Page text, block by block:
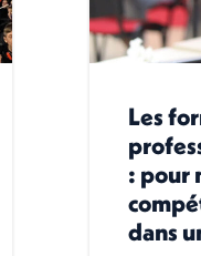
Les
: pour
dans